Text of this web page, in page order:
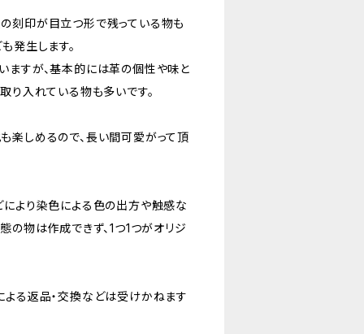
刻印が目立つ形で残っている物も
発生します。
ますが、基本的には革の個性や味と
り入れている物も多いです。
楽しめるので、長い間可愛がって頂
により染色による色の出方や触感な
の物は作成できず、1つ1つがオリジ
よる返品・交換などは受けかねます